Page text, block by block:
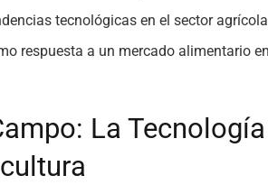
tecnológicas en el sector
respuesta a un mercado alimentario
La